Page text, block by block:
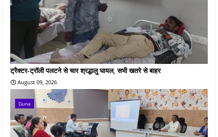
ट्रैक्टर-ट्रॉली पलटने से चार श्रद्धालु घायल, सभी खतरे से बाहर
August 09, 2026
Guna